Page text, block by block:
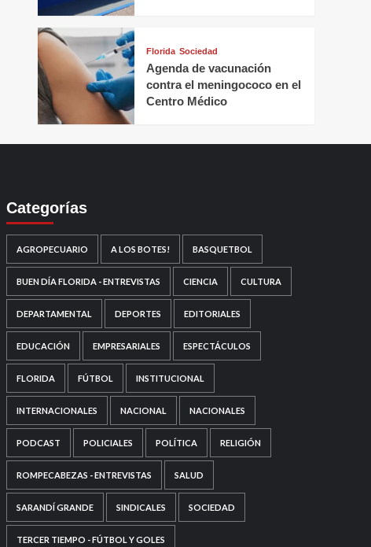
Florida Sociedad
Agenda de vacunación
contra el meningococo en el
Centro Médico
Categorías
AGROPECUARIO A LOS BOTES! BASQUETBOL
BUEN DÍA FLORIDA - ENTREVISTAS CIENCIA CULTURA
DEPARTAMENTAL DEPORTES EDITORIALES
EDUCACIÓN EMPRESARIALES ESPECTÁCULOS
FLORIDA FÚTBOL INSTITUCIONAL
INTERNACIONALES NACIONAL NACIONALES
PODCAST POLICIALES POLÍTICA RELIGIÓN
ROMPECABEZAS - ENTREVISTAS SALUD
SARANDÍ GRANDE SINDICALES SOCIEDAD
TERCER TIEMPO - FÚTBOL Y GOLES